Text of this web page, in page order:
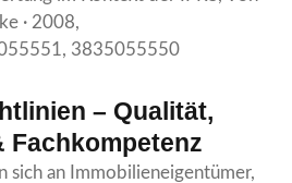
· 2008,
3835055550
– Qualität,
Fachkompetenz
sich an Immobilieneigentümer,